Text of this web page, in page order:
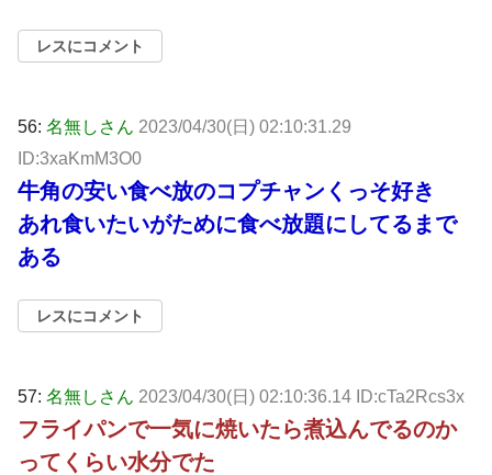
レスにコメント
56: 名無しさん 2023/04/30(日) 02:10:31.29
ID:3xaKmM3O0
牛角の安い食べ放のコプチャンくっそ好き
あれ食いたいがために食べ放題にしてるまで
ある
レスにコメント
57: 名無しさん 2023/04/30(日) 02:10:36.14 ID:cTa2Rcs3x
フライパンで一気に焼いたら煮込んでるのか
ってくらい水分でた